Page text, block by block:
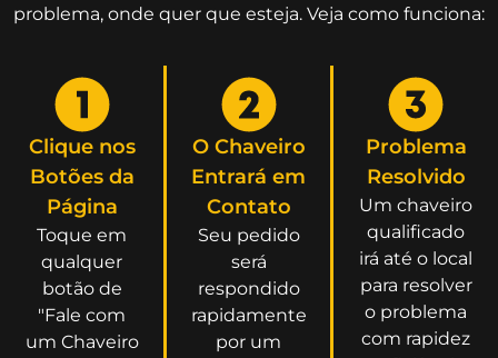
problema, onde quer que esteja. Veja como funciona:
Clique nos
Botões da
Página
Toque em
qualquer
botão de
"Fale com
um Chaveiro
O Chaveiro
Entrará em
Contato
Seu pedido
será
respondido
rapidamente
por um
Problema
Resolvido
Um chaveiro
qualificado
irá até o local
para resolver
o problema
com rapidez